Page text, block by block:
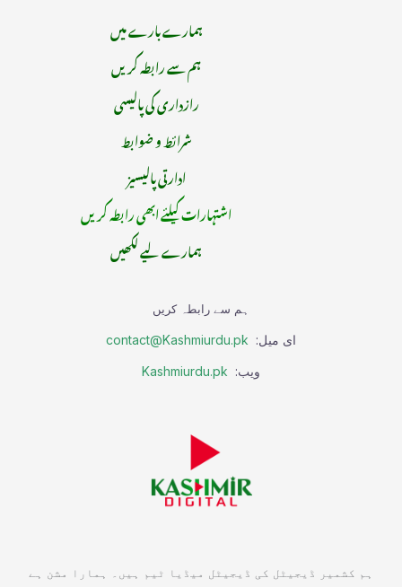
ہمارے بارے میں
ہم سے رابطہ کریں
رازداری کی پالیسی
شرائط و ضوابط
ادارتی پالیسیز
اشتہارات کیلئے ابھی رابطہ کریں
ہمارے لیے لکھیں
ہم سے رابطہ کریں
ای میل: contact@Kashmiurdu.pk
ویب: Kashmiurdu.pk
ہم کشمیر ڈیجیٹل کی ڈیجیٹل میڈیا ٹیم ہیں۔ ہمارا مشن ہے